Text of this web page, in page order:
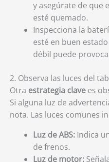
y asegúrate de que
esté quemado.
Inspecciona la
esté en buen
débil puede
2. Observa las luces del
Otra estrategia clave es
Si alguna luz de
nota. Las luces comunes
Luz de ABS: Indica
de frenos.
Luz de motor: